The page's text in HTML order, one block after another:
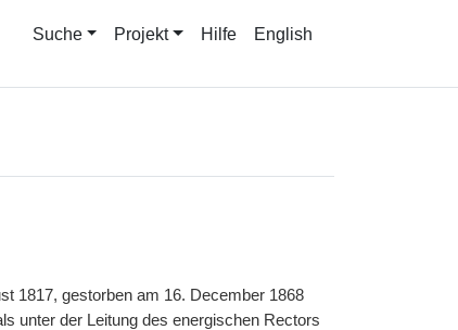
Suche Projekt Hilfe English
1817, gestorben am 16. December 1868
unter der Leitung des energischen Rectors